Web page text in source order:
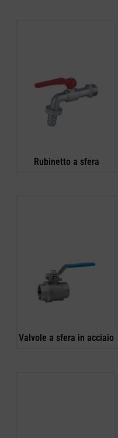
Rubinetto a sfera
Valvole a sfera in acciaio